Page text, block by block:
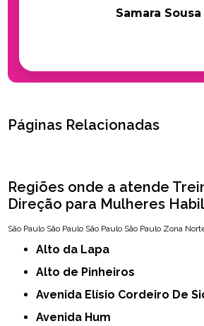
Samara Sousa
Páginas Relacionadas
Regiões onde a atende
Direção para Mulheres
São Paulo São Paulo São Paulo São Paulo Zona
Alto da Lapa
Alto de Pinheiros
Avenida Elísio Cordeiro De
Avenida Hum